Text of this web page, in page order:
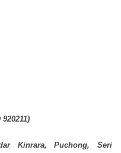
Kinrara, Puchong, Seri